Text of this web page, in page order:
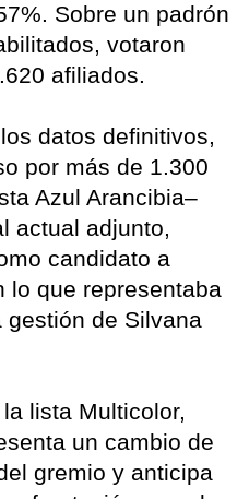
Sobre un padrón
votaron
afiliados.
datos definitivos,
por más de 1.300
Azul Arancibia–
actual adjunto,
candidato a
lo que representaba
gestión de Silvana
lista Multicolor,
un cambio de
gremio y anticipa